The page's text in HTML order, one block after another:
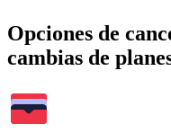
Opciones de
cambias de